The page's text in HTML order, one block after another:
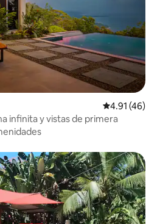
Calificación
4.91 (46)
infinita y vistas de primera